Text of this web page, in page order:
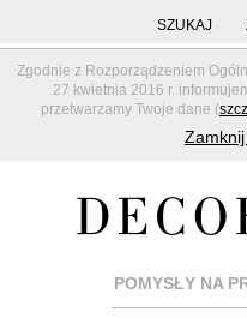
Zgodnie z Rozporządzeniem
27 kwietnia 2016 r.
przetwarzamy Twoje dane (
SZUKAJ
POMYSŁY NA